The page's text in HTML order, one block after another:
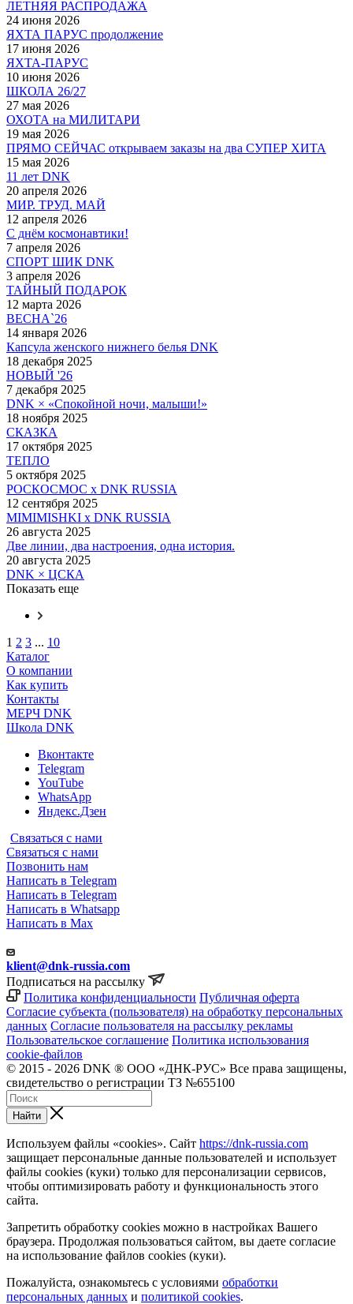
ЛЕТНЯЯ РАСПРОДАЖА
24 июня 2026
ЯХТА ПАРУС продолжение
17 июня 2026
ЯХТА-ПАРУС
10 июня 2026
ШКОЛА 26/27
27 мая 2026
ОХОТА на МИЛИТАРИ
19 мая 2026
ПРЯМО СЕЙЧАС открываем заказы на два СУПЕР ХИТА
15 мая 2026
11 лет DNK
20 апреля 2026
МИР. ТРУД. МАЙ
12 апреля 2026
С днём космонавтики!
7 апреля 2026
СПОРТ ШИК DNK
3 апреля 2026
ТАЙНЫЙ ПОДАРОК
12 марта 2026
ВЕСНА`26
14 января 2026
Капсула женского нижнего белья DNK
18 декабря 2025
НОВЫЙ '26
7 декабря 2025
DNK × «Спокойной ночи, малыши!»
18 ноября 2025
СКАЗКА
17 октября 2025
ТЕПЛО
5 октября 2025
РОСКОСМОС x DNK RUSSIA
12 сентября 2025
MIMIMISHKI x DNK RUSSIA
26 августа 2025
Две линии, два настроения, одна история.
20 августа 2025
DNK × ЦСКА
Показать еще
1 2 3 ... 10
Каталог
О компании
Как купить
Контакты
МЕРЧ DNK
Школа DNK
Вконтакте
Telegram
YouTube
WhatsApp
Яндекс.Дзен
Связаться с нами
Связаться с нами
Позвонить нам
Написать в Telegram
Написать в Telegram
Написать в Whatsapp
Написать в Max
klient@dnk-russia.com
Подписаться на рассылку
Политика конфиденциальности Публичная оферта
Согласие субъекта (пользователя) на обработку персональных
данных Согласие пользователя на рассылку рекламы
Пользовательское соглашение Политика использования
cookie-файлов
© 2015 - 2026 DNK ® ООО «ДНК-РУС» Все права защищены,
свидетельство о регистрации ТЗ №655100
Найти
Используем файлы «cookies». Сайт https://dnk-russia.com
защищает персональные данные пользователей и использует
файлы cookies (куки) только для персонализации сервисов,
чтобы оптимизировать работу и функциональность этого
сайта.
Запретить обработку cookies можно в настройках Вашего
браузера. Продолжая пользоваться сайтом, вы даете согласие
на использование файлов cookies (куки).
Пожалуйста, ознакомьтесь с условиями обработки
персональных данных и политикой cookies.